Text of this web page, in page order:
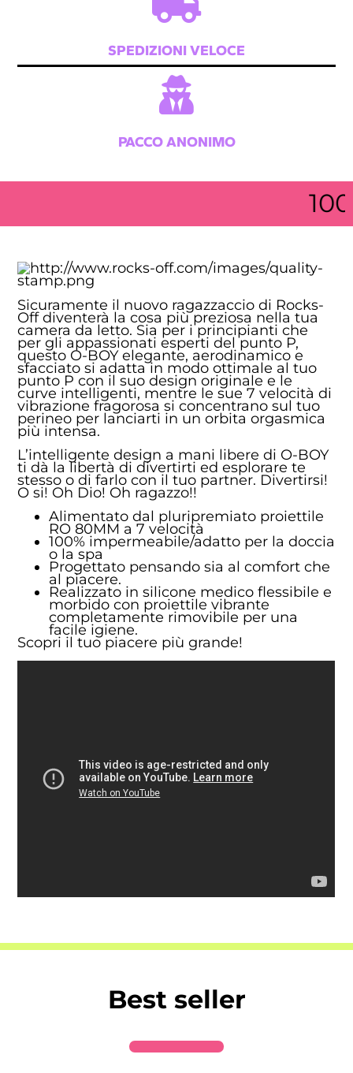
SPEDIZIONI VELOCE
PACCO ANONIMO
Sicuramente il nuovo ragazzaccio di Rocks-
Off diventerà la cosa più preziosa nella tua
camera da letto. Sia per i principianti che
per gli appassionati esperti del punto P,
questo O-BOY elegante, aerodinamico e
sfacciato si adatta in modo ottimale al tuo
punto P con il suo design originale e le
curve intelligenti, mentre le sue 7 velocità di
vibrazione fragorosa si concentrano sul tuo
perineo per lanciarti in un orbita orgasmica
più intensa.
L’intelligente design a mani libere di O-BOY
ti dà la libertà di divertirti ed esplorare te
stesso o di farlo con il tuo partner. Divertirsi!
O si! Oh Dio! Oh ragazzo!!
Alimentato dal pluripremiato proiettile
RO 80MM a 7 velocità
100% impermeabile/adatto per la doccia
o la spa
Progettato pensando sia al comfort che
al piacere.
Realizzato in silicone medico flessibile e
morbido con proiettile vibrante
completamente rimovibile per una
facile igiene.
Scopri il tuo piacere più grande!
Best seller